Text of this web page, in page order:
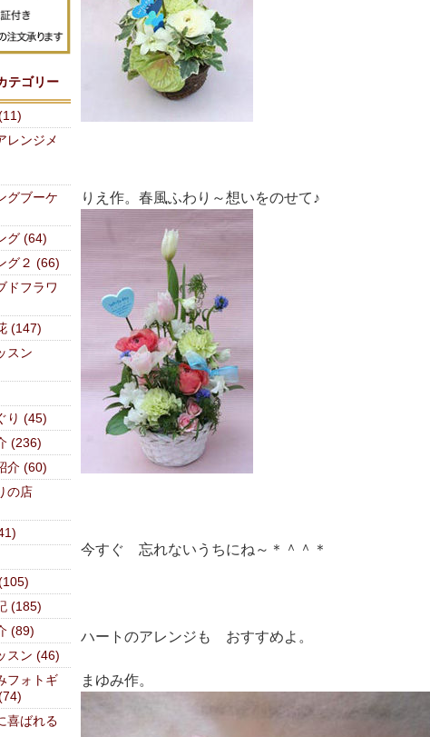
りえ作。春風ふわり～想いをのせて♪
今すぐ 忘れないうちにね～＊＾＾＊
ハートのアレンジも おすすめよ。
まゆみ作。
テゴリー
レンジメ
グブーケ
グ (64)
グ２ (66)
ドフラワ
(147)
スン
り (45)
(236)
介 (60)
の店
(185)
(89)
スン (46)
フォトギ
喜ばれる